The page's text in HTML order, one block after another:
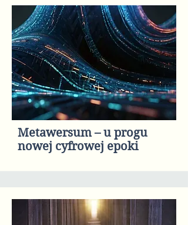
Metawersum – u progu
nowej cyfrowej epoki